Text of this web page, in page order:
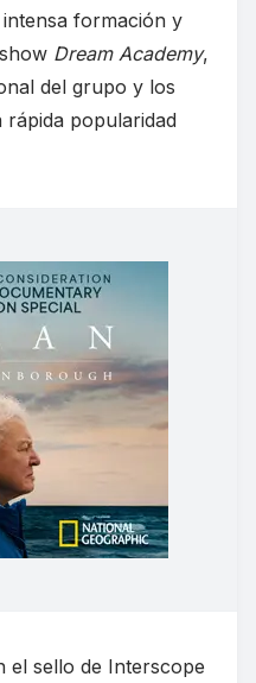
formación y
Dream Academy,
del grupo y los
popularidad
el sello de Interscope